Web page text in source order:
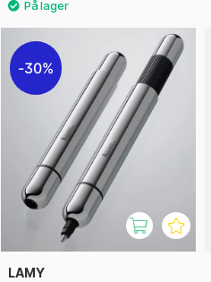
30%
LAMY